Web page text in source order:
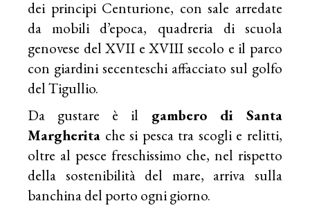
dei principi Centurione, con sale arredate
da mobili d’epoca, quadreria di scuola
genovese del XVII e XVIII secolo e il parco
con giardini secenteschi affacciato sul golfo
del Tigullio.
Da gustare è il gambero di Santa
Margherita che si pesca tra scogli e relitti,
oltre al pesce freschissimo che, nel rispetto
della sostenibilità del mare, arriva sulla
banchina del porto ogni giorno.